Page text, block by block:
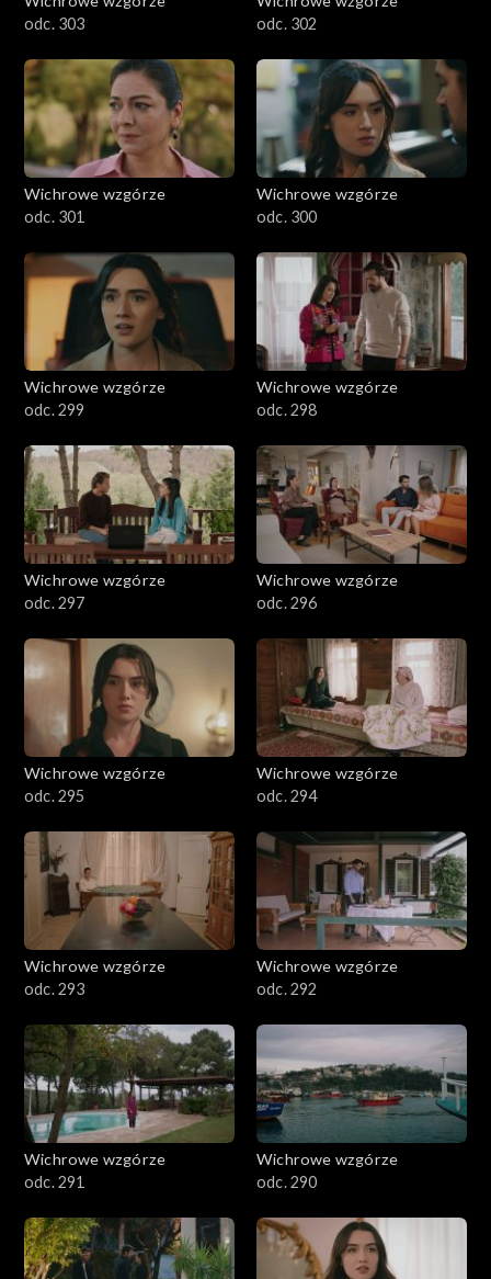
odc. 303
odc. 302
Wichrowe wzgórze
odc. 301
Wichrowe wzgórze
odc. 300
Wichrowe wzgórze
odc. 299
Wichrowe wzgórze
odc. 298
Wichrowe wzgórze
odc. 297
Wichrowe wzgórze
odc. 296
Wichrowe wzgórze
odc. 295
Wichrowe wzgórze
odc. 294
Wichrowe wzgórze
odc. 293
Wichrowe wzgórze
odc. 292
Wichrowe wzgórze
odc. 291
Wichrowe wzgórze
odc. 290